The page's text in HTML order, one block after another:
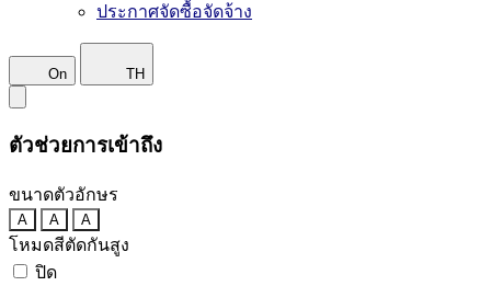
ประกาศจัดซื้อจัดจ้าง
On TH
ตัวช่วยการเข้าถึง
ขนาดตัวอักษร
A A A
โหมดสีตัดกันสูง
ปิด